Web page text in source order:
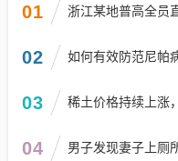
01 浙江某地普高全员
02 如何有效防范尼帕
03 稀土价格持续上涨
04 男子发现妻子上厕